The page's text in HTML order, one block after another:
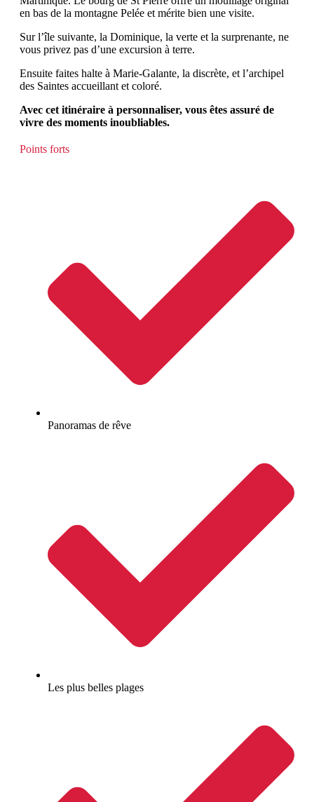
en bas de la montagne Pelée et mérite bien une visite.
Sur l’île suivante, la Dominique, la verte et la surprenante, ne
vous privez pas d’une excursion à terre.
Ensuite faites halte à Marie-Galante, la discrète, et l’archipel
des Saintes accueillant et coloré.
Avec cet itinéraire à personnaliser, vous êtes assuré de
vivre des moments inoubliables.
Points forts
Panoramas de rêve
Les plus belles plages